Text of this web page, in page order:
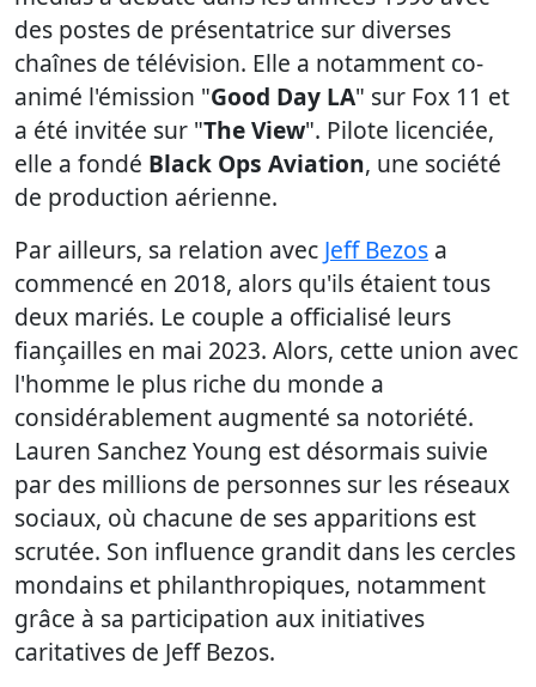
des postes de présentatrice sur diverses
chaînes de télévision. Elle a notamment co-
animé l'émission "Good Day LA" sur Fox 11 et
a été invitée sur "The View". Pilote licenciée,
elle a fondé Black Ops Aviation, une société
de production aérienne.
Par ailleurs, sa relation avec Jeff Bezos a
commencé en 2018, alors qu'ils étaient tous
deux mariés. Le couple a officialisé leurs
fiançailles en mai 2023. Alors, cette union avec
l'homme le plus riche du monde a
considérablement augmenté sa notoriété.
Lauren Sanchez Young est désormais suivie
par des millions de personnes sur les réseaux
sociaux, où chacune de ses apparitions est
scrutée. Son influence grandit dans les cercles
mondains et philanthropiques, notamment
grâce à sa participation aux initiatives
caritatives de Jeff Bezos.